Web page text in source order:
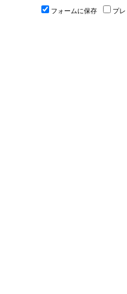
フォームに保存 プ